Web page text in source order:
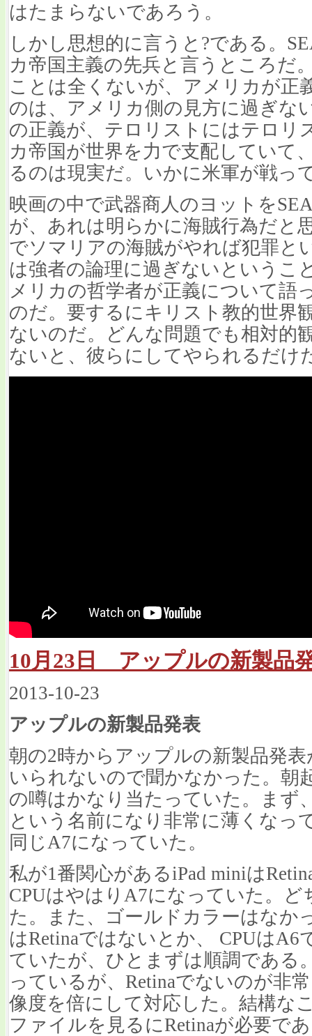
はたまらないであろう。
しかし思想的に言うと?である。
カ帝国主義の先兵と言うところだ
ことは全くないが、アメリカが正
のは、アメリカ側の見方に過ぎな
の正義が、テロリストにはテロリ
カ帝国が世界を力で支配していて
るのは現実だ。いかに米軍が戦っ
映画の中で武器商人のヨットを
が、あれは明らかに海賊行為だと
でソマリアの海賊がやれば犯罪と
は強者の論理に過ぎないというこ
メリカの哲学者が正義について語
のだ。要するにキリスト教的世界
ないのだ。どんな問題でも相対的
ないと、彼らにしてやられるだけ
10月23日 アップルの新製品
2013-10-23
アップルの新製品発表
朝の2時からアップルの新製品発
いられないので聞かなかった。朝
の噂はかなり当たっていた。まず
という名前になり非常に薄くなっ
同じA7になっていた。
私が1番関心があるiPad miniは
CPUはやはりA7になっていた。
た。また、ゴールドカラーはなか
はRetinaではないとか、 CPUは
ていたが、ひとまずは順調である
っているが、Retinaでないのが非
像度を倍にして対応した。結構な
ファイルを見るにRetinaが必要で